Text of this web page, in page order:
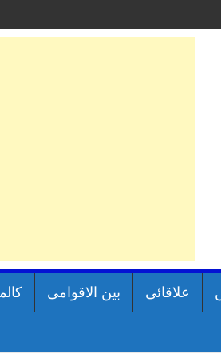
علاقائی بین الاقوامی